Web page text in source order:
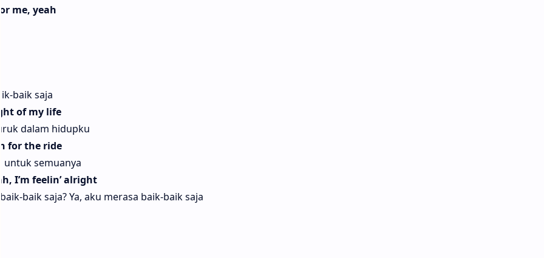
me, yeah
baik saja
of my life
dalam hidupku
for the ride
untuk semuanya
I’m feelin’ alright
baik saja? Ya, aku merasa baik-baik saja